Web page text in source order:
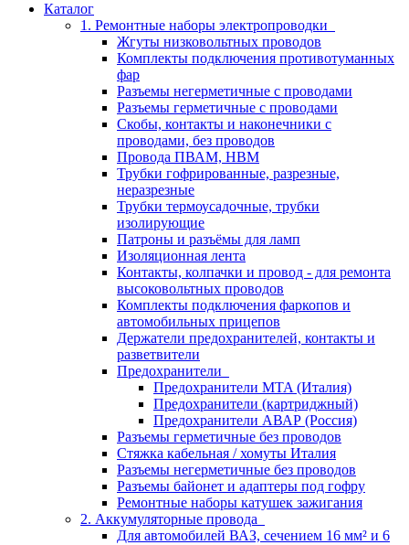
Каталог
1. Ремонтные наборы электропроводки
Жгуты низковольтных проводов
Комплекты подключения противотуманных
фар
Разъемы негерметичные с проводами
Разъемы герметичные с проводами
Скобы, контакты и наконечники с
проводами, без проводов
Провода ПВАМ, НВМ
Трубки гофрированные, разрезные,
неразрезные
Трубки термоусадочные, трубки
изолирующие
Патроны и разъёмы для ламп
Изоляционная лента
Контакты, колпачки и провод - для ремонта
высоковольтных проводов
Комплекты подключения фаркопов и
автомобильных прицепов
Держатели предохранителей, контакты и
разветвители
Предохранители
Предохранители MTA (Италия)
Предохранители (картриджный)
Предохранители АВАР (Россия)
Разъемы герметичные без проводов
Стяжка кабельная / хомуты Италия
Разъемы негерметичные без проводов
Разъемы байонет и адаптеры под гофру
Ремонтные наборы катушек зажигания
2. Аккумуляторные провода
Для автомобилей ВАЗ, сечением 16 мм² и 6